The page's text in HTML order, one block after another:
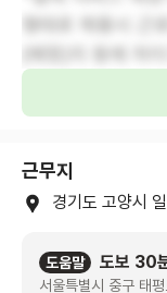
근무지
경기도 고양시
도움말 도보 30
서울특별시 중구 태